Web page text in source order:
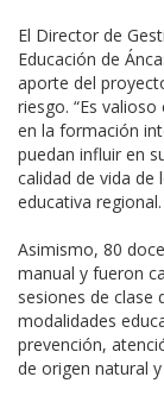
El Director de
Educación de
aporte del
riesgo. “Es
en la formación
puedan influir en
calidad de vida de
educativa regional.
Asimismo, 80
manual y fueron
sesiones de clase
modalidades
prevención,
de origen natural